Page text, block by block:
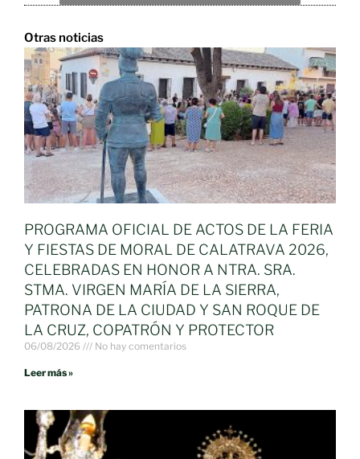
Otras noticias
PROGRAMA OFICIAL DE ACTOS DE LA FERIA
Y FIESTAS DE MORAL DE CALATRAVA 2026,
CELEBRADAS EN HONOR A NTRA. SRA.
STMA. VIRGEN MARÍA DE LA SIERRA,
PATRONA DE LA CIUDAD Y SAN ROQUE DE
LA CRUZ, COPATRÓN Y PROTECTOR
06/08/2026 No hay comentarios
Leer más »